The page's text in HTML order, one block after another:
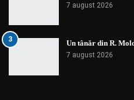
7 august 2026
3 Un tânăr din R.
7 august 2026